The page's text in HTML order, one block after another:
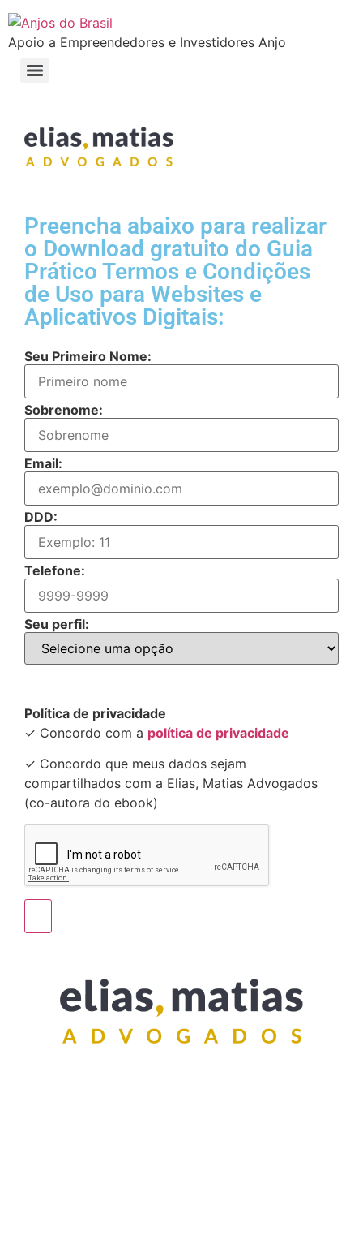
Apoio a Empreendedores e Investidores Anjo
Preencha abaixo para realizar
o Download gratuito do Guia
Prático Termos e Condições
de Uso para Websites e
Aplicativos Digitais:
Seu Primeiro Nome:
Sobrenome:
Email:
DDD:
Telefone:
Seu perfil:
Política de privacidade
✓ Concordo com a política de privacidade
✓ Concordo que meus dados sejam
compartilhados com a Elias, Matias Advogados
(co-autora do ebook)